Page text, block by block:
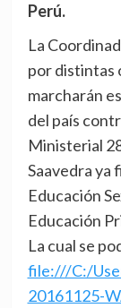
Perú.
La
por distintas
marcharán
del país
Ministerial
Saavedra ya
Educación
Educación
La cual se
file:///C:/
20161125-